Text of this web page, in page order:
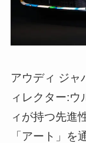
アウディ ジャ
ィレクター:ウ
ィが持つ先進
「アート」を